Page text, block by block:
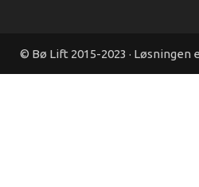
© Bø Lift 2015-2023 · Løsningen